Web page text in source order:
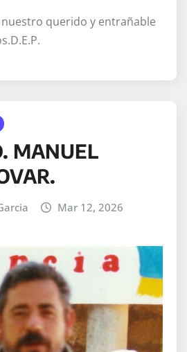
querido y entrañable
MANUEL
Mar 12, 2026